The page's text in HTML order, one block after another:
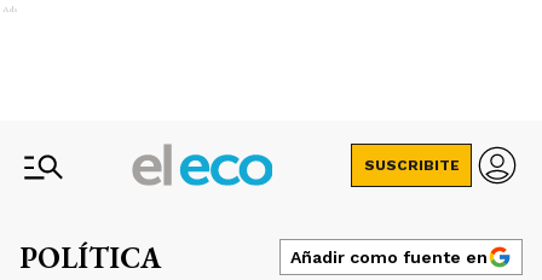
Ads
SUSCRIBITE
POLÍTICA Añadir como fuente en